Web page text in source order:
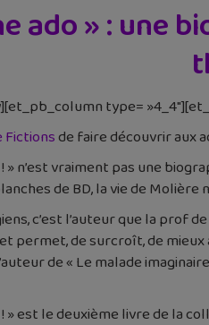
ado » : une
type=
Fictionsde faire découvrir aux
» n’est vraiment pas une
de BD, la vie de
c’est l’auteur que la prof
permet, de surcroît, de
de « Le malade
est le deuxième livre de la